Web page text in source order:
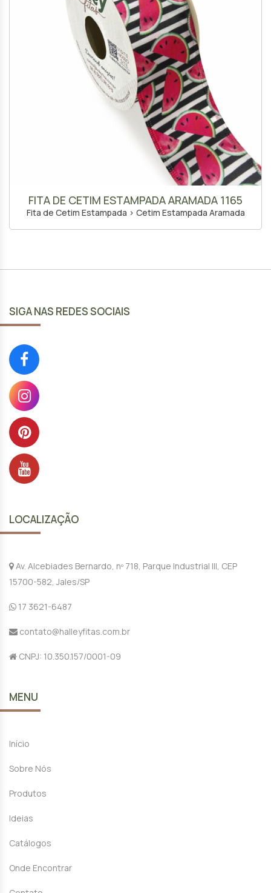
FITA DE CETIM ESTAMPADA ARAMADA 1165
Fita de Cetim Estampada > Cetim Estampada Aramada
SIGA NAS REDES SOCIAIS
LOCALIZAÇÃO
Av. Alcebiades Bernardo, nº 718, Parque Industrial III, CEP
15700-582, Jales/SP
17 3621-6487
contato@halleyfitas.com.br
CNPJ: 10.350.157/0001-09
MENU
Início
Sobre Nós
Produtos
Ideias
Catálogos
Onde Encontrar